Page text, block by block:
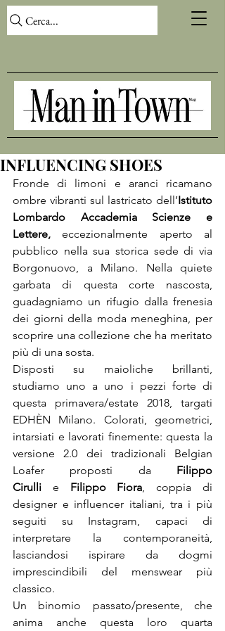
Cerca...
INFLUENCING SHOES
Fronde di limoni e aranci ricamano
ombre vibranti sul lastricato dell’Istituto
Lombardo Accademia Scienze e
Lettere, eccezionalmente aperto al
pubblico nella sua storica sede di via
Borgonuovo, a Milano. Nella quiete
garbata di questa corte nascosta,
guadagniamo un rifugio dalla frenesia
dei giorni della moda meneghina, per
scoprire una collezione che ha meritato
più di una sosta.
Disposti su maioliche brillanti,
studiamo uno a uno i pezzi forte di
questa primavera/estate 2018, targati
EDHÈN Milano. Colorati, geometrici,
intarsiati e lavorati finemente: questa la
versione 2.0 dei tradizionali Belgian
Loafer proposti da Filippo
Cirulli e Filippo Fiora, coppia di
designer e influencer italiani, tra i più
seguiti su Instagram, capaci di
interpretare la contemporaneità,
lasciandosi ispirare da dogmi
imprescindibili del menswear più
classico.
Un binomio passato/presente, che
anima anche questa loro quarta